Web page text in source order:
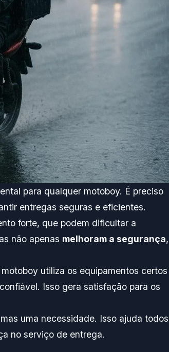
para qualquer motoboy. É preciso
entregas seguras e eficientes.
forte, que podem dificultar a
não apenas melhoram a segurança,
utiliza os equipamentos certos
Isso gera satisfação para os
uma necessidade. Isso ajuda todos
no serviço de entrega.